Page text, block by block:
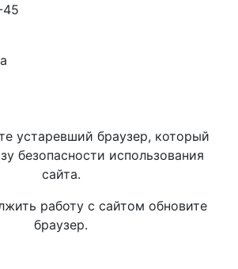
устаревший браузер, который
безопасности использования
сайта.
работу с сайтом обновите
браузер.